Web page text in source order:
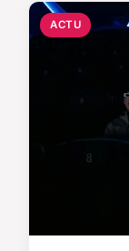
ACTU